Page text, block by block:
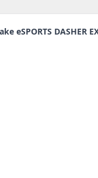
eSPORTS DASHER